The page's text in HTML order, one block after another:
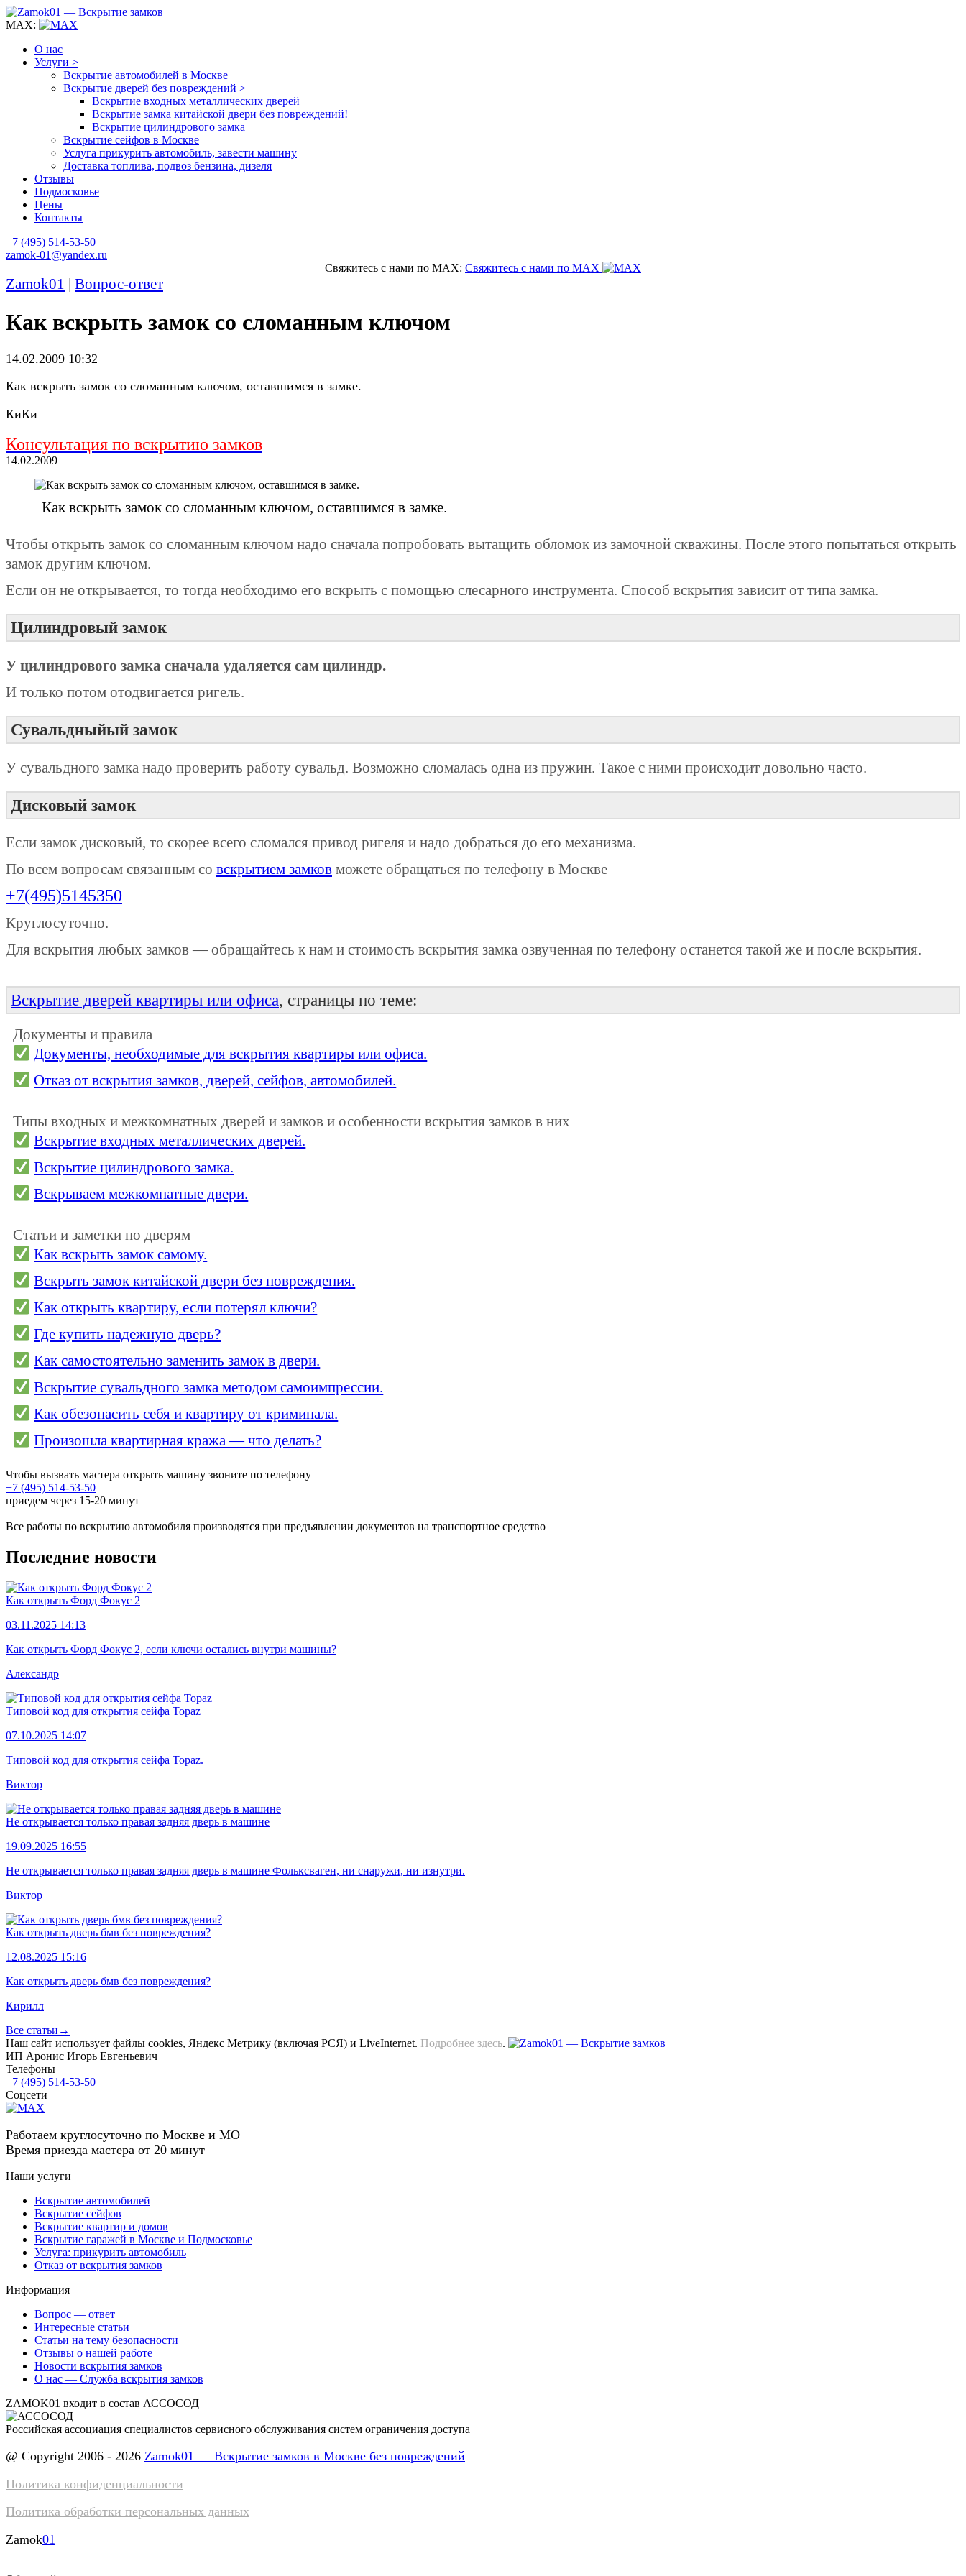
MAX:
О нас
Услуги >
Вскрытие автомобилей в Москве
Вскрытие дверей без повреждений >
Вскрытие входных металлических дверей
Вскрытие замка китайской двери без повреждений!
Вскрытие цилиндрового замка
Вскрытие сейфов в Москве
Услуга прикурить автомобиль, завести машину
Доставка топлива, подвоз бензина, дизеля
Отзывы
Подмосковье
Цены
Контакты
+7 (495) 514-53-50
zamok-01@yandex.ru
Свяжитесь с нами по MAX: Свяжитесь с нами по MAX
Zamok01 | Вопрос-ответ
Как вскрыть замок со сломанным ключом
14.02.2009 10:32
Как вскрыть замок со сломанным ключом, оставшимся в замке.
КиКи
Консультация по вскрытию замков
14.02.2009
Как вскрыть замок со сломанным ключом, оставшимся в замке.
Чтобы открыть замок со сломанным ключом надо сначала попробовать вытащить обломок из замочной скважины. После этого попытаться открыть
замок другим ключом.
Если он не открывается, то тогда необходимо его вскрыть с помощью слесарного инструмента. Способ вскрытия зависит от типа замка.
Цилиндровый замок
У цилиндрового замка сначала удаляется сам цилиндр.
И только потом отодвигается ригель.
Сувальдныйый замок
У сувальдного замка надо проверить работу сувальд. Возможно сломалась одна из пружин. Такое с ними происходит довольно часто.
Дисковый замок
Если замок дисковый, то скорее всего сломался привод ригеля и надо добраться до его механизма.
По всем вопросам связанным со вскрытием замков можете обращаться по телефону в Москве
+7(495)5145350
Круглосуточно.
Для вскрытия любых замков — обращайтесь к нам и стоимость вскрытия замка озвученная по телефону останется такой же и после вскрытия.
Вскрытие дверей квартиры или офиса, страницы по теме:
Документы и правила
Документы, необходимые для вскрытия квартиры или офиса.
Отказ от вскрытия замков, дверей, сейфов, автомобилей.
Типы входных и межкомнатных дверей и замков и особенности вскрытия замков в них
Вскрытие входных металлических дверей.
Вскрытие цилиндрового замка.
Вскрываем межкомнатные двери.
Статьи и заметки по дверям
Как вскрыть замок самому.
Вскрыть замок китайской двери без повреждения.
Как открыть квартиру, если потерял ключи?
Где купить надежную дверь?
Как самостоятельно заменить замок в двери.
Вскрытие сувальдного замка методом самоимпрессии.
Как обезопасить себя и квартиру от криминала.
Произошла квартирная кража — что делать?
Чтобы вызвать мастера открыть машину звоните по телефону
+7 (495) 514-53-50
приедем через 15-20 минут
Все работы по вскрытию автомобиля производятся при предъявлении документов на транспортное средство
Последние новости
Как открыть Форд Фокус 2
03.11.2025 14:13
Как открыть Форд Фокус 2, если ключи остались внутри машины?
Александр
Типовой код для открытия сейфа Topaz
07.10.2025 14:07
Типовой код для открытия сейфа Topaz.
Виктор
Не открывается только правая задняя дверь в машине
19.09.2025 16:55
Не открывается только правая задняя дверь в машине Фольксваген, ни снаружи, ни изнутри.
Виктор
Как открыть дверь бмв без повреждения?
12.08.2025 15:16
Как открыть дверь бмв без повреждения?
Кирилл
Все статьи→
Наш сайт использует файлы cookies, Яндекс Метрику (включая РСЯ) и LiveInternet. Подробнее здесь.
ИП Аронис Игорь Евгеньевич
Телефоны
+7 (495) 514-53-50
Соцсети
Работаем круглосуточно по Москве и МО
Время приезда мастера от 20 минут
Наши услуги
Вскрытие автомобилей
Вскрытие сейфов
Вскрытие квартир и домов
Вскрытие гаражей в Москве и Подмосковье
Услуга: прикурить автомобиль
Отказ от вскрытия замков
Информация
Вопрос — ответ
Интересные статьи
Статьи на тему безопасности
Отзывы о нашей работе
Новости вскрытия замков
О нас — Служба вскрытия замков
ZAMOK01 входит в состав АССОСОД
Российская ассоциация специалистов сервисного обслуживания систем ограничения доступа
@ Copyright 2006 - 2026 Zamok01 — Вскрытие замков в Москве без повреждений
Политика конфиденциальности
Политика обработки персональных данных
Zamok01